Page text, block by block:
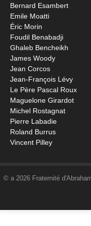
Bernard Esambert
Emile Moatti
Éric Morin
Foudil Benabadji
Ghaleb Bencheikh
James Woody
Jean Corcos
Jean-François Lévy
Le Père Pascal Roux
Maguelone Girardot
Michel Rostagnat
Pierre Labadie
Roland Burrus
Vincent Pilley
© a 2026 Fraternité